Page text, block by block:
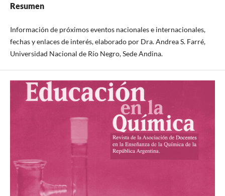
Resumen
Información de próximos eventos nacionales e internacionales,
fechas y enlaces de interés, elaborado por Dra. Andrea S. Farré,
Universidad Nacional de Río Negro, Sede Andina.